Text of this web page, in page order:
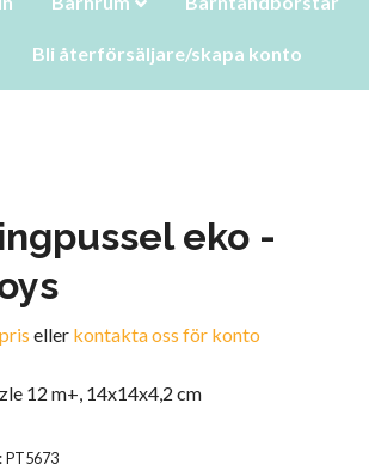
Bli återförsäljare/skapa konto
eko -
eller kontakta oss för konto
12 m+, 14x14x4,2 cm
PT5673